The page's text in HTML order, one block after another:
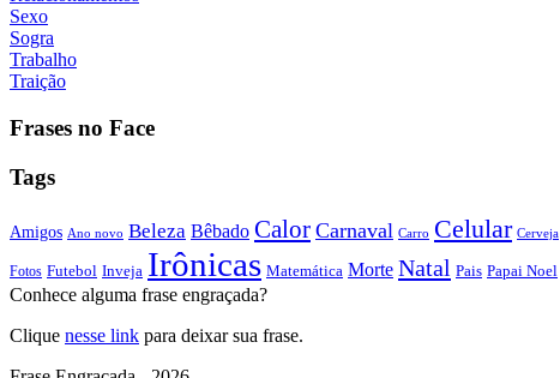
Sexo
Sogra
Trabalho
Traição
Frases no Face
Tags
Amigos Ano novo Beleza Bêbado Calor Carnaval Carro Celular Cerveja
Fotos Futebol Inveja Irônicas Matemática Morte Natal Pais Papai Noel
Conhece alguma frase engraçada?
Clique nesse link para deixar sua frase.